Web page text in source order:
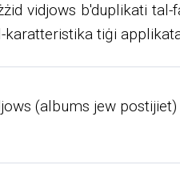
vidjows b'duplikati
tiġi
(albums jew